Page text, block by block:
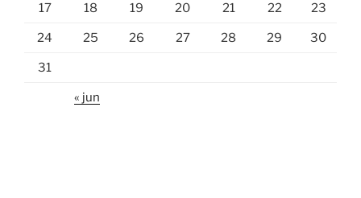
17 18 19 20 21 22 23
24 25 26 27 28 29 30
31
« jun